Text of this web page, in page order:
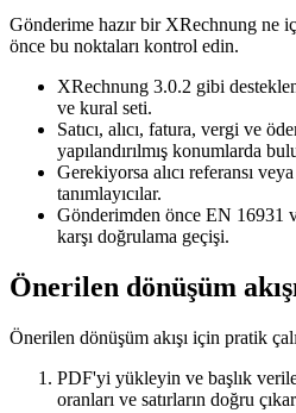
Gönderime hazır bir XRechnung ne
önce bu noktaları kontrol edin.
XRechnung 3.0.2 gibi
ve kural seti.
Satıcı, alıcı, fatura, vergi ve
yapılandırılmış konumlarda
Gerekiyorsa alıcı referansı
tanımlayıcılar.
Gönderimden önce EN 16931
karşı doğrulama geçişi.
Önerilen dönüşüm
Önerilen dönüşüm akışı için pratik
PDF'yi yükleyin ve başlık
oranları ve satırların doğru